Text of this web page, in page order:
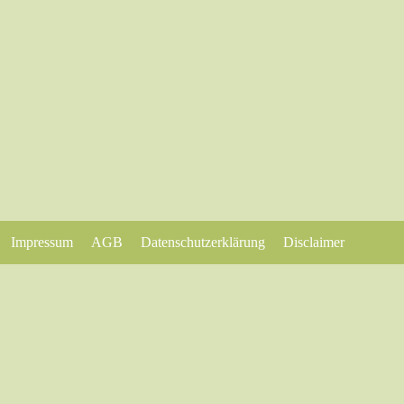
Impressum AGB Datenschutzerklärung Disclaimer